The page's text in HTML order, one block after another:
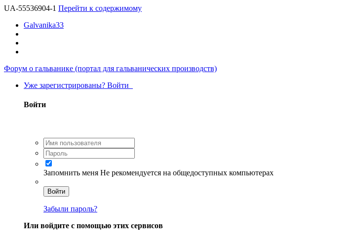
UA-55536904-1 Перейти к содержимому
Galvanika33
Форум о гальванике (портал для гальванических производств)
Уже зарегистрированы? Войти
Войти
Запомнить меня Не рекомендуется на общедоступных компьютерах
Войти
Забыли пароль?
Или войдите с помощью этих сервисов